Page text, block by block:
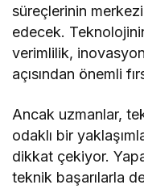
süreçlerinin
edecek.
verimlilik,
açısından önemli
Ancak uzmanlar,
odaklı bir
dikkat çekiyor.
teknik başarılarla